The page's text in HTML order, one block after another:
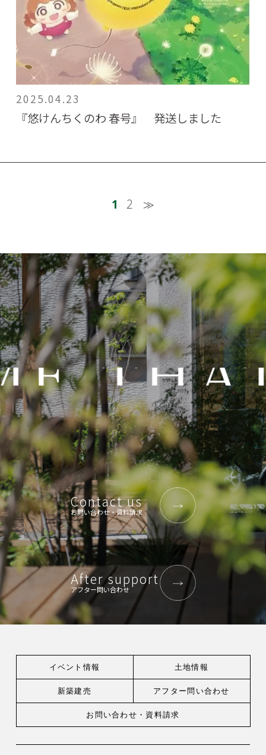
2025.04.23
『悠けんちくのわ 春号』 発送しました
1 2 ≫
Contact us
お問い合わせ・資料請求
After support
アフター問い合わせ
イベント情報 土地情報
新築建売 アフター問い合わせ
お問い合わせ・ 資料請求